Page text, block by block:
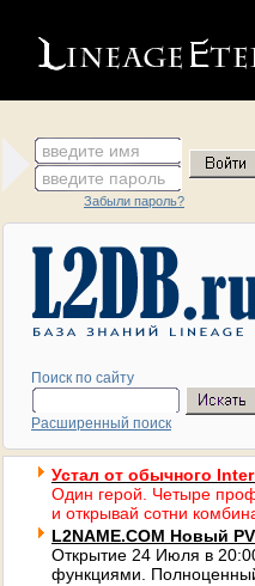
введите имя
введите пароль
Забыли пароль?
Поиск по сайту
Расширенный поиск
Устал от обычного
Один герой. Четыре
и открывай сотни
L2NAME.COM Новый
Открытие 24 Июля в
функциями.